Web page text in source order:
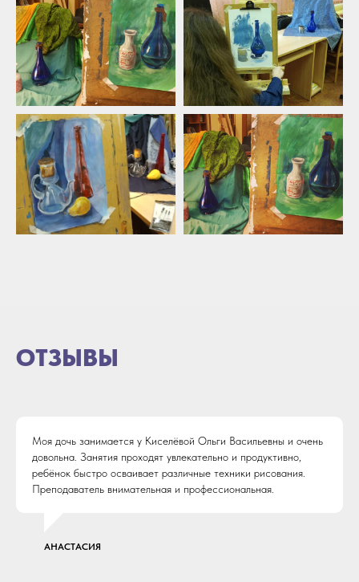
ОТЗЫВЫ
Моя дочь занимается у Киселёвой Ольги Васильевны и очень
довольна. Занятия проходят увлекательно и продуктивно,
ребёнок быстро осваивает различные техники рисования.
Преподаватель внимательная и профессиональная.
АНАСТАСИЯ